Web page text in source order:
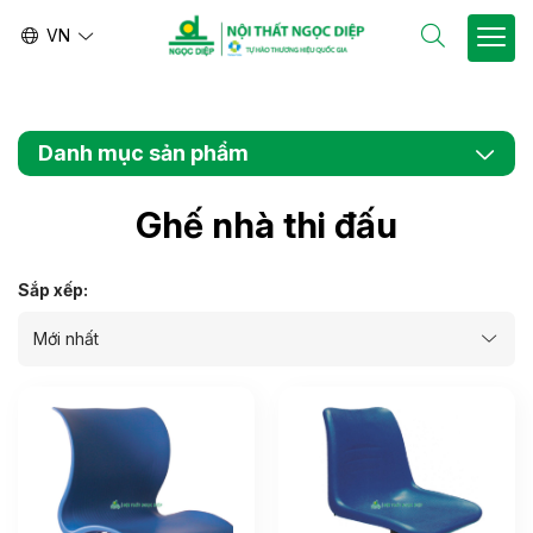
VN
Danh mục sản phẩm
Ghế nhà thi đấu
Sắp xếp: